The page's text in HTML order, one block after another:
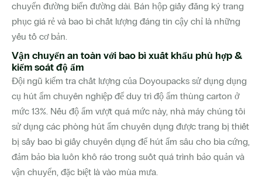
chuyển đường biển đường dài. Bán hộp giấy đăng ký trang
phục giá rẻ và bao bì chất lượng đáng tin cậy chỉ là những
yếu tố cơ bản.
Vận chuyển an toàn với bao bì xuất khẩu phù hợp &
kiểm soát độ ẩm
Đội ngũ kiểm tra chất lượng của Doyoupacks sử dụng dụng
cụ hút ẩm chuyên nghiệp để duy trì độ ẩm thùng carton ở
mức 13%. Nếu độ ẩm vượt quá mức này, nhà máy chúng tôi
sử dụng các phòng hút ẩm chuyên dụng được trang bị thiết
bị sấy bao bì giấy chuyên dụng để hút ẩm sâu cho bìa cứng,
đảm bảo bìa luôn khô ráo trong suốt quá trình bảo quản và
vận chuyển, đặc biệt là vào mùa mưa.